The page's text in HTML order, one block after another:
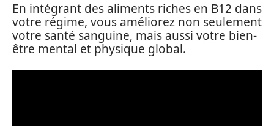
En intégrant des aliments riches en B12 dans
votre régime, vous améliorez non seulement
votre santé sanguine, mais aussi votre bien-
être mental et physique global.